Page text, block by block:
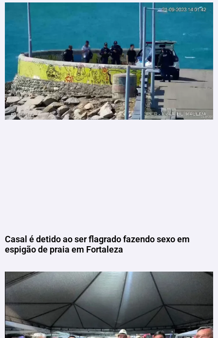
Casal é detido ao ser flagrado fazendo sexo em
espigão de praia em Fortaleza